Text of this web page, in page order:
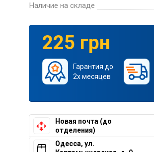
Наличие на складе
225 грн
Гарантия до
2х месяцев
Новая почта (до
отделения)
Одесса, ул.